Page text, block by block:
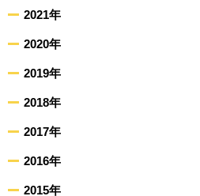
2021年
2020年
2019年
2018年
2017年
2016年
2015年